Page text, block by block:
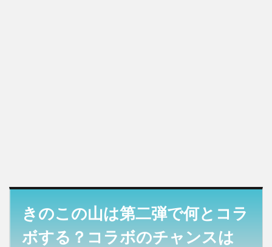
きのこの山は第二弾で何とコラ
ボする？コラボのチャンスは